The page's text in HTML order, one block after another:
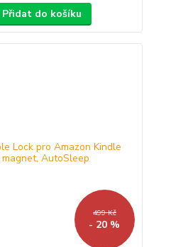
Přidat do košíku
499 Kč
- 20 %